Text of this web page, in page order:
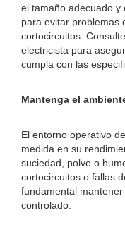
el tamaño adecuado y
para evitar problemas
cortocircuitos.
electricista para
cumpla con las
Mantenga el
El entorno operativo
medida en su
suciedad, polvo o
cortocircuitos o fallas
fundamental
controlado.